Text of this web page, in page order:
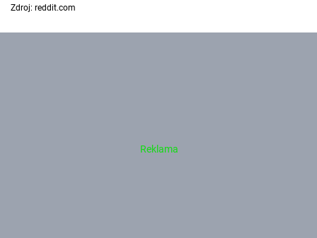
Zdroj: reddit.com